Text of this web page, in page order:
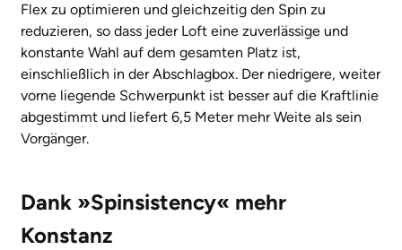
Flex zu optimieren und gleichzeitig den Spin zu
reduzieren, so dass jeder Loft eine zuverlässige und
konstante Wahl auf dem gesamten Platz ist,
einschließlich in der Abschlagbox. Der niedrigere, weiter
vorne liegende Schwerpunkt ist besser auf die Kraftlinie
abgestimmt und liefert 6,5 Meter mehr Weite als sein
Vorgänger.
Dank »Spinsistency« mehr
Konstanz